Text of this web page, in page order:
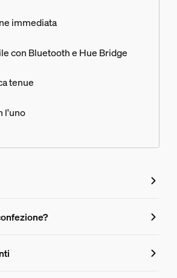
immediata
con Bluetooth e Hue Bridge
tenue
l'uno